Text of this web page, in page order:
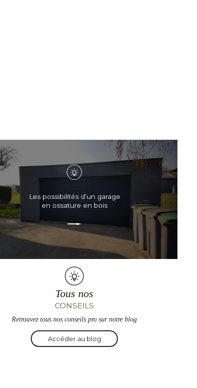
Les possibilités d’un garage
en ossature en bois
Tous nos
CONSEILS
Retrouvez tous nos conseils pro sur notre blog
Accéder au blog